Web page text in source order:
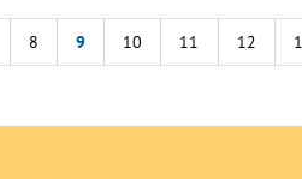
8 9 10 11 12